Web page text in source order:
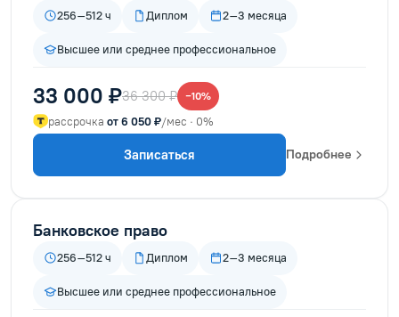
256–512 ч Диплом 2–3 месяца
Высшее или среднее профессиональное
33 000 ₽36 300 ₽ −10%
рассрочка от 6 050 ₽/мес · 0%
Записаться Подробнее
Банковское право
256–512 ч Диплом 2–3 месяца
Высшее или среднее профессиональное